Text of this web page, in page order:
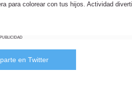
para colorear con tus hijos. Actividad
PUBLICIDAD
en Twitter